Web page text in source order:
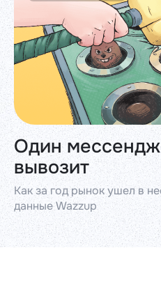
Один
вывозит
Как за год рынок ушел в
данные Wazzup